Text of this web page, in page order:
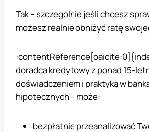
Tak – szczególnie jeśli chcesz
możesz realnie obniżyć ratę
doradca kredytowy z ponad 15-
doświadczeniem i praktyką w
hipotecznych – może:
bezpłatnie przeanalizować